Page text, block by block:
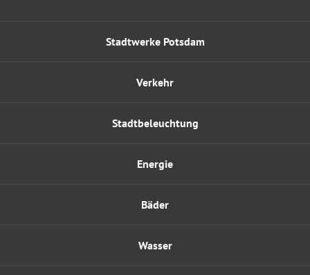
Stadtwerke Potsdam
Energie
Wasser
Verkehr
Bäder
Stadtbeleuchtung